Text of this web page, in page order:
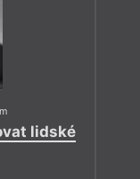
lidské